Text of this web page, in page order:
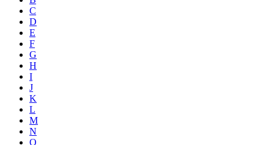
C
D
E
F
G
H
I
J
K
L
M
N
O